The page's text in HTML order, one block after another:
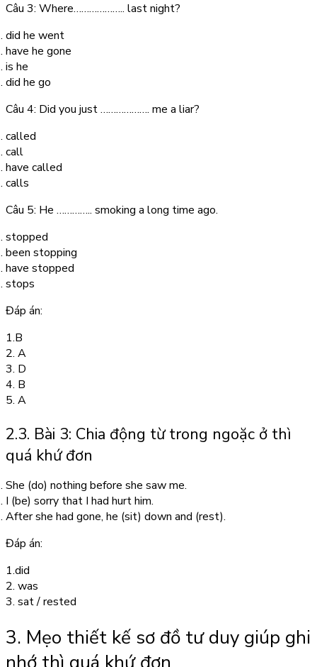
Câu 3: Where……………….. last night?
did he went
have he gone
is he
did he go
Câu 4: Did you just ………………. me a liar?
called
call
have called
calls
Câu 5: He ………….. smoking a long time ago.
stopped
been stopping
have stopped
stops
Đáp án:
1.B
2. A
3. D
4. B
5. A
2.3. Bài 3: Chia động từ trong ngoặc ở thì
quá khứ đơn
She (do) nothing before she saw me.
I (be) sorry that I had hurt him.
After she had gone, he (sit) down and (rest).
Đáp án:
1.did
2. was
3. sat / rested
3. Mẹo thiết kế sơ đồ tư duy giúp ghi